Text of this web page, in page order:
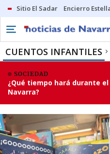
Sitio El Sadar Encierro
CUENTOS INFANTILES
SOCIEDAD
¿Qué tiempo hará durante
Navarra?